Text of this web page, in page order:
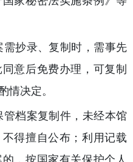
需抄录、复制时，需事先
意后免费办理，可复制
情决定。
管档案复制件，未经本馆
得擅自公布；利用记载
，按国家有关保护个人